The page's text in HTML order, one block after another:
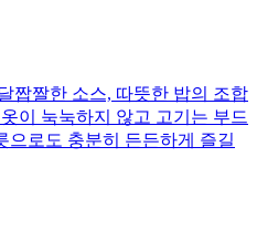
짭짤한 소스, 따뜻한 밥의 조합
이 눅눅하지 않고 고기는 부드
으로도 충분히 든든하게 즐길